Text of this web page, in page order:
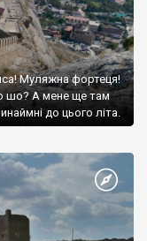
Муляжна фортеця!
шо? А мене ще там
до цього літа.